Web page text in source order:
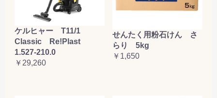
ケルヒャー T11/1
Classic Re!Plast
1.527-210.0
￥29,260
せんたく用粉石けん さ
らり 5kg
￥1,650